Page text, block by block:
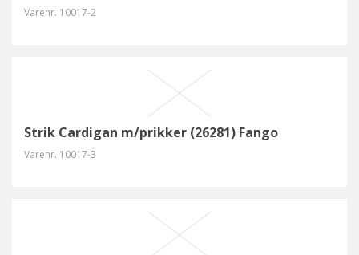
Varenr. 10017-2
Strik Cardigan m/prikker (26281) Fango
Varenr. 10017-3